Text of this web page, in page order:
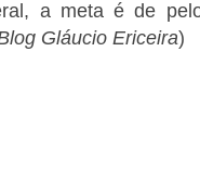
a meta é de
Gláucio Ericeira)